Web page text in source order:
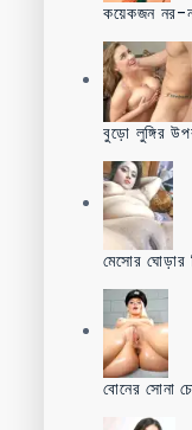
কয়েকজন নর-
বুড়ো লুঙ্গির
মেসোর ঘোড়ার
বোনের সোনা